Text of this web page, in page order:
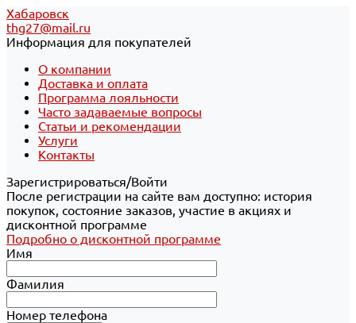
Хабаровск
thg27@mail.ru
Информация для покупателей
О компании
Доставка и оплата
Программа лояльности
Часто задаваемые вопросы
Статьи и рекомендации
Услуги
Контакты
Зарегистрироваться/Войти
После регистрации на сайте вам доступно: история
покупок, состояние заказов, участие в акциях и
дисконтной программе
Подробно о дисконтной программе
Имя
Фамилия
Номер телефона